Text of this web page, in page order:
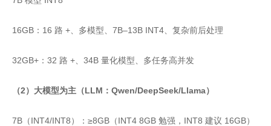
16GB：16 路 +、多模型、7B–13B INT4、复杂前后处理
32GB+：32 路 +、34B 量化模型、多任务高并发
（2）大模型为主（LLM：Qwen/DeepSeek/Llama）
7B（INT4/INT8）：≥8GB（INT4 8GB 勉强，INT8 建议 16GB）